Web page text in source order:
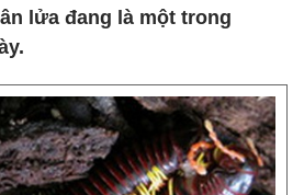
lửa đang là một trong